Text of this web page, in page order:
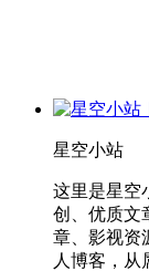
星空小站
这里是星空
创、优质文
章、影视资
人博客，从